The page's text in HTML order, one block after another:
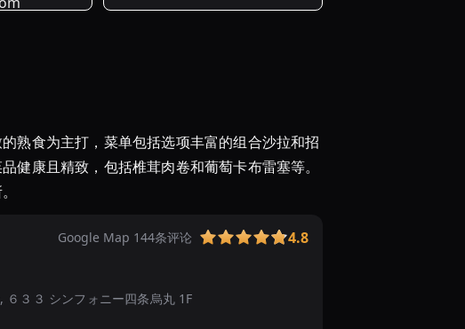
め
の
店
キ
熟食为主打，菜单包括选项丰富的组合沙拉和招
健康且精致，包括椎茸肉卷和葡萄卡布雷塞等。
Google Map 144条评论 4.8
３３ シンフォニー四条烏丸 1F